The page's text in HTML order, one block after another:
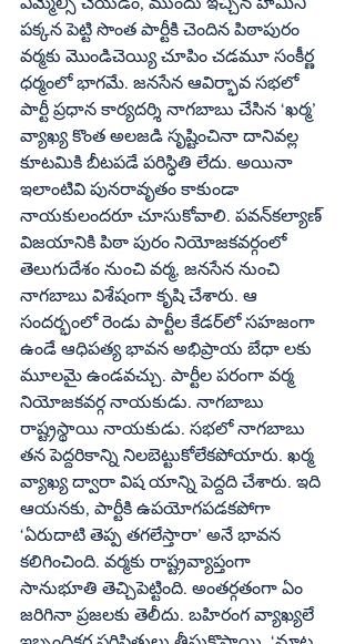
పక్కన పెట్టి సొంత పార్టీకి చెందిన పిఠాపురం
వర్మకు మొండిచెయ్యి చూపిం చడమూ సంకీర్ణ
ధర్మంలో భాగమే. జనసేన ఆవిర్భావ సభలో
పార్టీ ప్రధాన కార్యదర్శి నాగబాబు చేసిన ‘ఖర్మ’
వ్యాఖ్య కొంత అలజడి సృష్టించినా దానివల్ల
కూటమికి బీటపడే పరిస్ధితి లేదు. అయినా
ఇలాంటివి పునరావృతం కాకుండా
నాయకులందరూ చూసుకోవాలి. పవన్‌కల్యాణ్‌
విజయానికి పిఠా పురం నియోజకవర్గంలో
తెలుగుదేశం నుంచి వర్మ, జనసేన నుంచి
నాగబాబు విశేషంగా కృషి చేశారు. ఆ
సందర్భంలో రెండు పార్టీల కేడర్‌లో సహజంగా
ఉండే ఆధిపత్య భావన అభిప్రాయ బేధా లకు
మూలమై ఉండవచ్చు. పార్టీల పరంగా వర్మ
నియోజకవర్గ నాయకుడు. నాగబాబు
రాష్ట్రస్థాయి నాయకుడు. సభలో నాగబాబు
తన పెద్దరికాన్ని నిలబెట్టుకోలేకపోయారు. ఖర్మ
వ్యాఖ్య ద్వారా విష యాన్ని పెద్దది చేశారు. ఇది
ఆయనకు, పార్టీకి ఉపయోగపడకపోగా
‘ఏరుదాటి తెప్ప తగలేస్తారా’ అనే భావన
కలిగించింది. వర్మకు రాష్ట్రవ్యాప్తంగా
సానుభూతి తెచ్చిపెట్టింది. అంతర్గతంగా ఏం
జరిగినా ప్రజలకు తెలీదు. బహిరంగ వ్యాఖ్యలే